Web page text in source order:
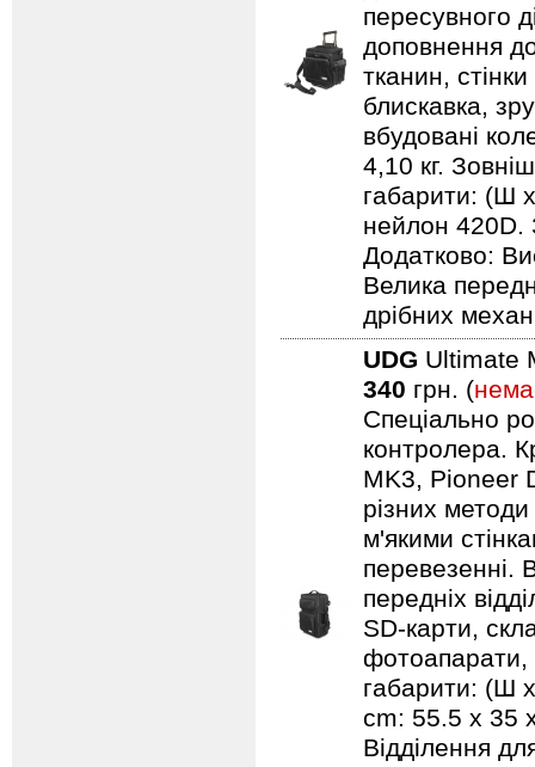
пересувного
доповнення
тканин,
блискавка,
вбудовані
4,10 кг.
габарити: (Ш
нейлон 420D.
Додатково:
Велика
дрібних
UDG Ultimate
340 грн. (
Спеціально
контролера.
MK3, Pioneer
різних
м'якими
перевезенні.
передніх
SD-карти,
фотоапарати,
габарити: (Ш
cm: 55.5 x 35
Відділення